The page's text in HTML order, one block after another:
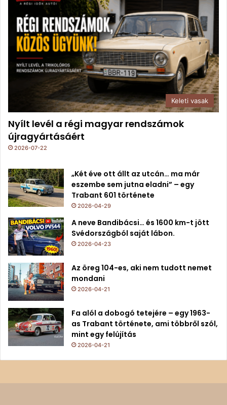
Keleti vasak
Nyílt levél a régi magyar rendszámok
újragyártásáért
2026-07-22
„Két éve ott állt az utcán… ma már
eszembe sem jutna eladni” – egy
Trabant 601 története
2026-04-29
A neve Bandibácsi… és 1600 km-t jött
Svédországból saját lábon.
2026-04-23
Az öreg 104-es, aki nem tudott nemet
mondani
2026-04-21
Fa alól a dobogó tetejére – egy 1963-
as Trabant története, ami többről szól,
mint egy felújítás
2026-04-21